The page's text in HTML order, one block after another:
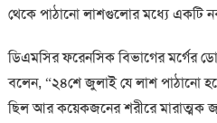
থেকে পাঠানো লাশগুলোর মধ্যে একটি
ডিএমসির ফরেনসিক বিভাগের মর্গের
বলেন, “২৪শে জুলাই যে লাশ পাঠানো
ছিল আর কয়েকজনের শরীরে মারাত্মক